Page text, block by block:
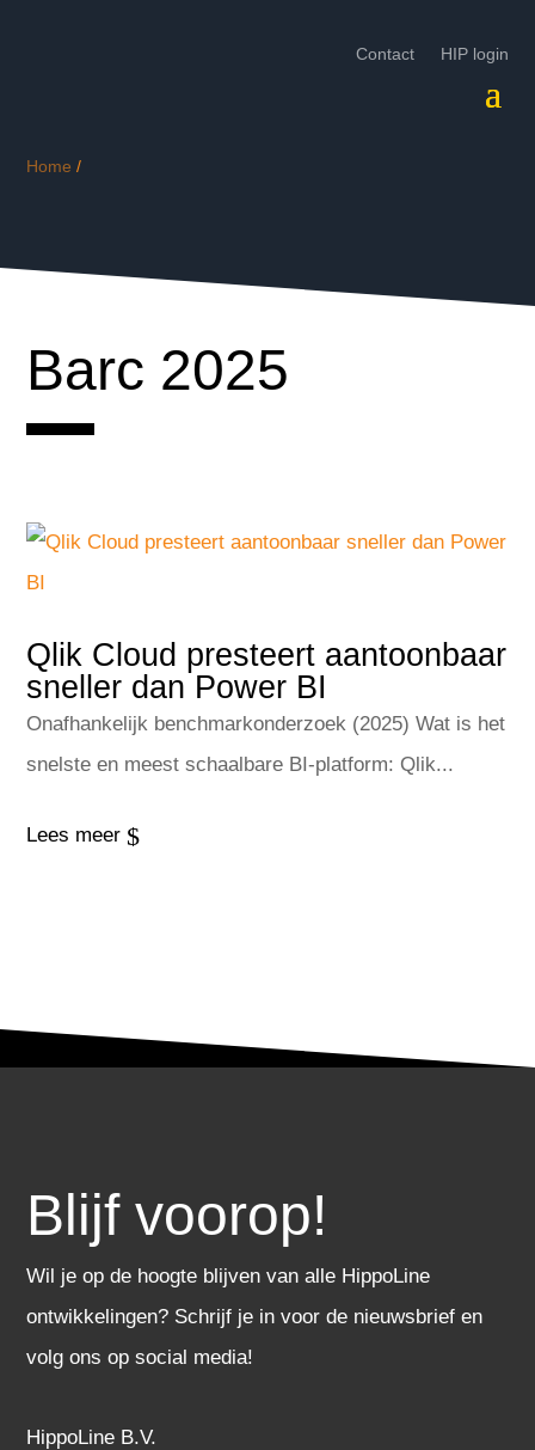
Contact HIP login
Home /
Barc 2025
Qlik Cloud presteert aantoonbaar
sneller dan Power BI
Onafhankelijk benchmarkonderzoek (2025) Wat is het
snelste en meest schaalbare BI-platform: Qlik...
Lees meer $
Blijf voorop!
Wil je op de hoogte blijven van alle HippoLine
ontwikkelingen? Schrijf je in voor de nieuwsbrief en
volg ons op social media!
HippoLine B.V.